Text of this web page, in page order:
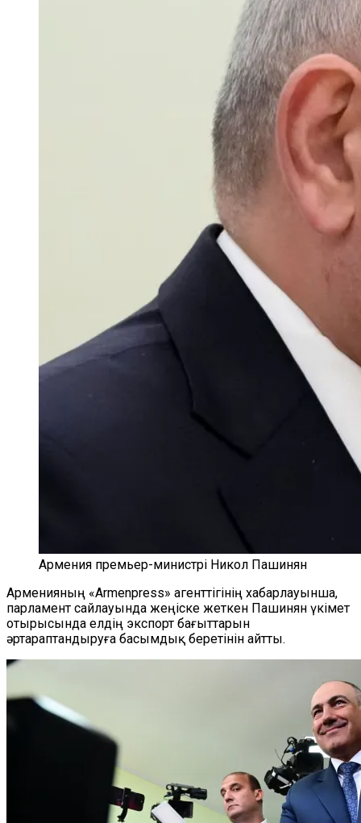
Армения премьер-министрі Никол Пашинян
Арменияның «Armenpress» агенттігінің хабарлауынша,
парламент сайлауында жеңіске жеткен Пашинян үкімет
отырысында елдің экспорт бағыттарын
әртараптандыруға басымдық беретінін айтты.